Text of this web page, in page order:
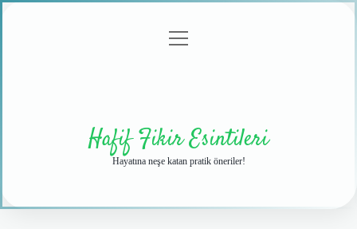
menüyü
Hafif Fikir Esintileri
Hayatına neşe katan pratik öneriler!